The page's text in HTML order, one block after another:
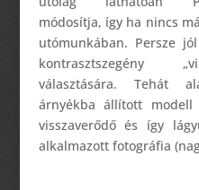
módosítja, így ha nincs
utómunkában. Persze
kontrasztszegény
választására. Tehát
árnyékba állított modell
visszaverődő és így
alkalmazott fotográfia